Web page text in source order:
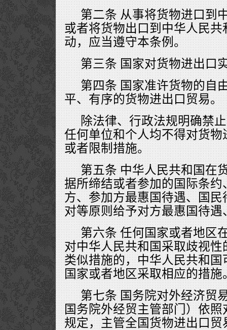
第二条 从事将货物进口到
或者将货物出口到中华人民
动，应当遵守本条例。
第三条 国家对货物进出口
第四条 国家准许货物的自
平、有序的货物进出口贸易。
除法律、行政法规明确禁
任何单位和个人均不得对货
或者限制措施。
第五条 中华人民共和国在
据所缔结或者参加的国际条
方、参加方最惠国待遇、国
对等原则给予对方最惠国待遇
第六条 任何国家或者地区
对中华人民共和国采取歧视
类似措施的，中华人民共和
国家或者地区采取相应的措施
第七条 国务院对外经济贸
国务院外经贸主管部门）依
规定，主管全国货物进出口贸